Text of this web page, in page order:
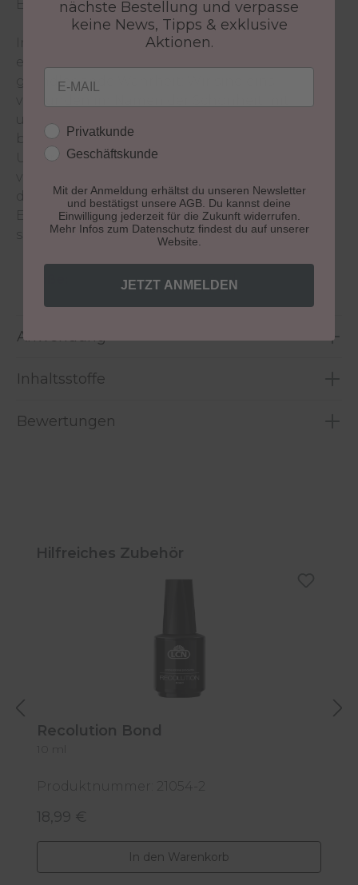
Ergebnisse der intensiven Überarbeitung.
In einer Welt, die von Vielfalt geprägt ist,
erinnert uns das Motto „We are one“ an eine
grundlegende Wahrheit: Wir sind eins –
unserem Herbsttrend wollen wir Brücken
bauen, Vorurteile überwinden und unsere
Unterschiedlichkeit feiern. In einer Welt, die oft
dies unser klares Statement für mehr Toleranz,
Exklusivität und Diversität. Denn zusammen
sind wir eins.
10 ml
Anwendung
Inhaltsstoffe
Bewertungen
Produktgalerie überspringen
Hilfreiches Zubehör
Recolution Bond
Produktnummer: 21054-2
Regulärer Preis:
18,99 €
In den Warenkorb
nächste Bestellung und verpasse
keine News, Tipps & exklusive
Aktionen.
Email
Kundengruppe
Privatkunde
Geschäftskunde
Mit der Anmeldung erhältst du unseren Newsletter
und bestätigst unsere AGB. Du kannst deine
Einwilligung jederzeit für die Zukunft widerrufen.
Mehr Infos zum Datenschutz findest du auf unserer
Website.
JETZT ANMELDEN